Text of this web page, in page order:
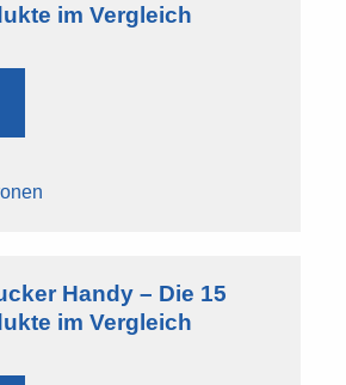
im Vergleich
Handy – Die 15
im Vergleich